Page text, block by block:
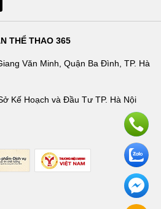
THỂ THAO 365
Văn Minh, Quận Ba Đình, TP. Hà
Kế Hoạch và Đầu Tư TP. Hà Nội